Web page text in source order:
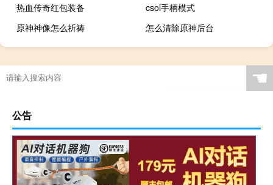
热血传奇红包装备
csol手柄模式
原神神像怎么祈祷
怎么清除原神后台
☚
公告